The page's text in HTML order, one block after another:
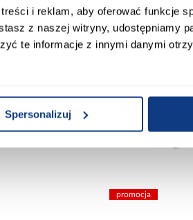
i reklam, aby oferować funkcje
z naszej witryny, udostępniamy
te informacje z innymi danymi
Spersonalizuj
promocja